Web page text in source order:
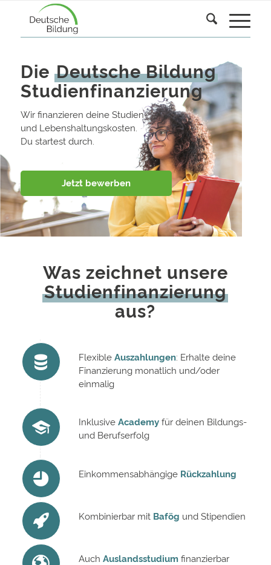
Die Deutsche Bildung
Studienfinanzierung
Wir finanzieren deine Studien-
und Lebenshaltungskosten.
Du startest durch.
Jetzt bewerben
Was zeichnet unsere
Studienfinanzierung
aus?
FlexibleAuszahlungen: Erhalte deine
Finanzierung monatlich und/oder
einmalig
InklusiveAcademyfür deinen Bildungs-
und Berufserfolg
Einkommensabhängige Rückzahlung
Kombinierbar mit Bafög und Stipendien
Auch Auslandsstudiumfinanzierbar